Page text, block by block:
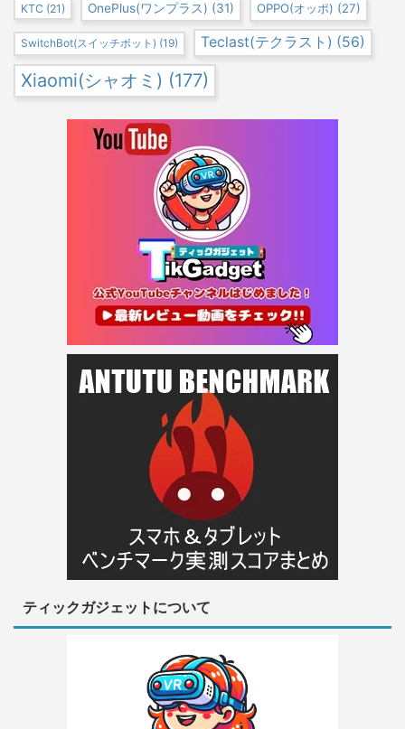
KTC (21) OnePlus(ワンプラス) (31) OPPO(オッポ) (27)
SwitchBot(スイッチボット) (19) Teclast(テクラスト) (56)
Xiaomi(シャオミ) (177)
ティックガジェットについて